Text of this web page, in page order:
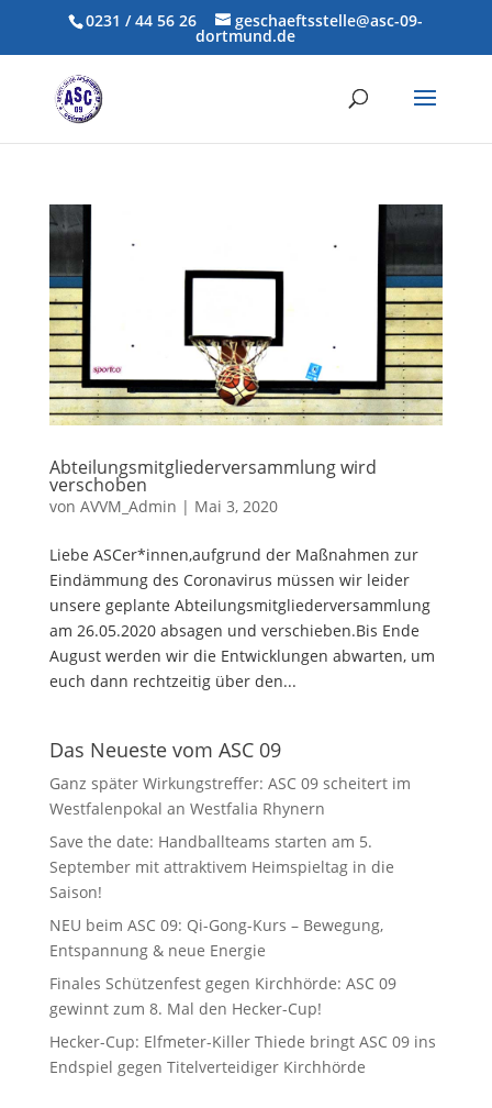
0231 / 44 56 26 geschaeftsstelle@asc-09-
dortmund.de
Abteilungsmitgliederversammlung wird
verschoben
von AVVM_Admin | Mai 3, 2020
Liebe ASCer*innen,aufgrund der Maßnahmen zur
Eindämmung des Coronavirus müssen wir leider
unsere geplante Abteilungsmitgliederversammlung
am 26.05.2020 absagen und verschieben.Bis Ende
August werden wir die Entwicklungen abwarten, um
euch dann rechtzeitig über den...
Das Neueste vom ASC 09
Ganz später Wirkungstreffer: ASC 09 scheitert im
Westfalenpokal an Westfalia Rhynern
Save the date: Handballteams starten am 5.
September mit attraktivem Heimspieltag in die
Saison!
NEU beim ASC 09: Qi-Gong-Kurs – Bewegung,
Entspannung & neue Energie
Finales Schützenfest gegen Kirchhörde: ASC 09
gewinnt zum 8. Mal den Hecker-Cup!
Hecker-Cup: Elfmeter-Killer Thiede bringt ASC 09 ins
Endspiel gegen Titelverteidiger Kirchhörde